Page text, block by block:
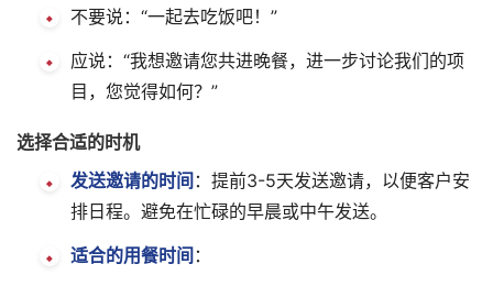
不要说：“一起去吃饭吧！”
应说：“我想邀请您共进晚餐，进一步讨论我们的项
目，您觉得如何？”
选择合适的时机
发送邀请的时间 ：提前3-5天发送邀请，以便客户安
排日程。避免在忙碌的早晨或中午发送。
适合的用餐时间 ：